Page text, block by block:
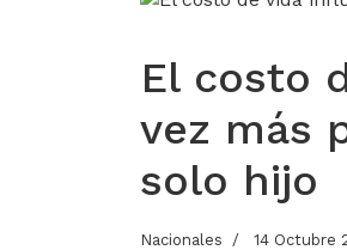
El costo
vez más
solo hijo
Nacionales 14 Octubre